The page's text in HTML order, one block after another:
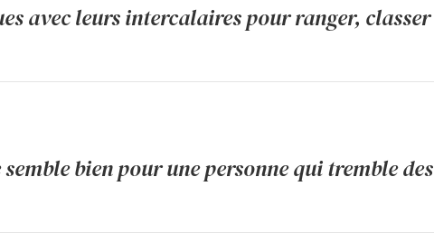
avec leurs intercalaires pour ranger, classer
bien pour une personne qui tremble des